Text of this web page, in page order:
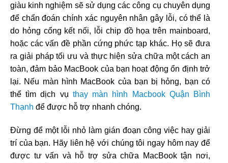
giàu kinh nghiệm sẽ sử dụng các công cụ chuyên dụng
để chẩn đoán chính xác nguyên nhân gây lỗi, có thể là
do hỏng cổng kết nối, lỗi chip đồ họa trên mainboard,
hoặc các vấn đề phần cứng phức tạp khác. Họ sẽ đưa
ra giải pháp tối ưu và thực hiện sửa chữa một cách an
toàn, đảm bảo MacBook của bạn hoạt động ổn định trở
lại. Nếu màn hình MacBook của bạn bị hỏng, bạn có
thể tìm dịch vụ thay màn hình Macbook Quận Bình
Thạnh để được hỗ trợ nhanh chóng.
Đừng để một lỗi nhỏ làm gián đoạn công việc hay giải
trí của bạn. Hãy liên hệ với chúng tôi ngay hôm nay để
được tư vấn và hỗ trợ sửa chữa MacBook tận nơi,